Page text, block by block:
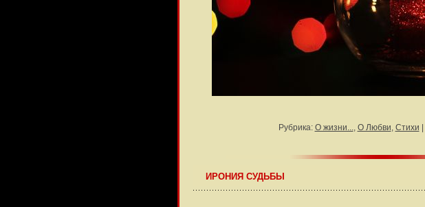
Рубрика: О жизни..., О Любви, Стихи
ИРОНИЯ СУДЬБЫ